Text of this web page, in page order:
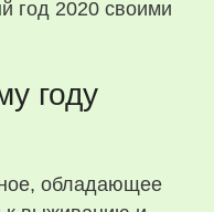
году
обладающее